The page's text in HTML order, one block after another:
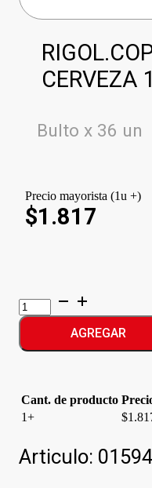
CERVEZA
Bulto x 36 un
Precio mayorista (1u +)
$1.817
RIGOL.COPON
NORUEGA
CERVEZAAGREGAR
Cant. de producto
1+
$
Articulo: